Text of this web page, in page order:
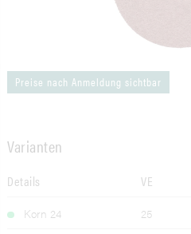
Preise nach Anmeldung sichtbar
Varianten
Details VE
Korn 24
25